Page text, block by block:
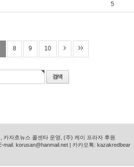
5
8 9 10
자흐뉴스 콜센타 운영, (주) 케이 프라자 후원
mail. korusan@hanmail.net | 카카오톡: kazakredbear